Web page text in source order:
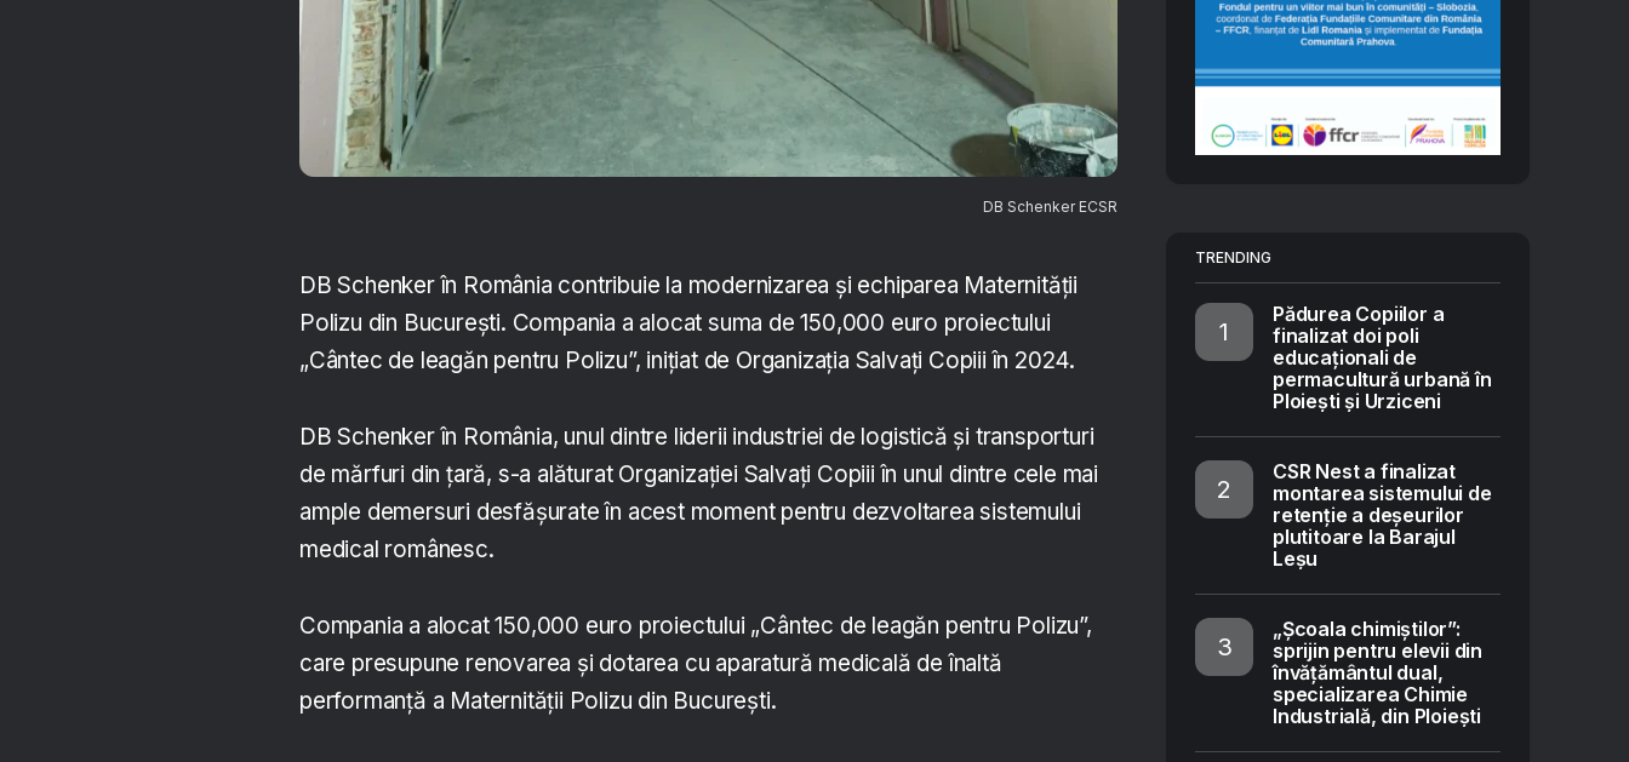
DB Schenker ECSR
DB Schenker în România contribuie la modernizarea și echiparea Maternității
Polizu din București. Compania a alocat suma de 150,000 euro proiectului
„Cântec de leagăn pentru Polizu”, inițiat de Organizația Salvați Copiii în 2024.
DB Schenker în România, unul dintre liderii industriei de logistică și transporturi
de mărfuri din țară, s-a alăturat Organizației Salvați Copiii în unul dintre cele mai
ample demersuri desfășurate în acest moment pentru dezvoltarea sistemului
medical românesc.
Compania a alocat 150,000 euro proiectului „Cântec de leagăn pentru Polizu”,
care presupune renovarea și dotarea cu aparatură medicală de înaltă
performanță a Maternității Polizu din București.
TRENDING
Pădurea Copiilor a
finalizat doi poli
educaționali de
permacultură urbană în
Ploiești și Urziceni
CSR Nest a finalizat
montarea sistemului de
retenție a deșeurilor
plutitoare la Barajul
Leșu
„Școala chimiștilor”:
sprijin pentru elevii din
învățământul dual,
specializarea Chimie
Industrială, din Ploiești